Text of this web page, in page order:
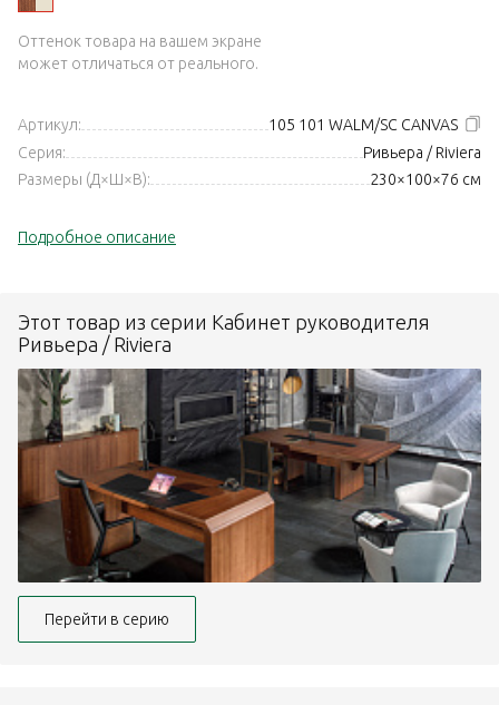
Оттенок товара на вашем экране
может отличаться от реального.
Артикул:
105 101 WALM/SC CANVAS
Серия:
Ривьера / Riviera
Размеры (Д×Ш×В):
230×100×76 см
Подробное описание
Этот товар из серии Кабинет руководителя
Ривьера / Riviera
Перейти в серию